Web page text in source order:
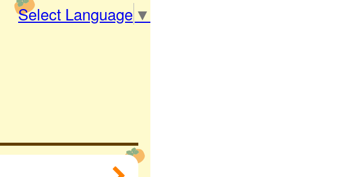
Select Language ▼